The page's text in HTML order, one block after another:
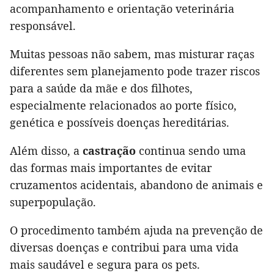
acompanhamento e orientação veterinária
responsável.
Muitas pessoas não sabem, mas misturar raças
diferentes sem planejamento pode trazer riscos
para a saúde da mãe e dos filhotes,
especialmente relacionados ao porte físico,
genética e possíveis doenças hereditárias.
Além disso, a castração continua sendo uma
das formas mais importantes de evitar
cruzamentos acidentais, abandono de animais e
superpopulação.
O procedimento também ajuda na prevenção de
diversas doenças e contribui para uma vida
mais saudável e segura para os pets.